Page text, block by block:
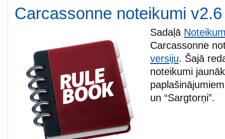
Carcassonne noteikumi v2.6
Sadaļā
Carcassonne
versiju. Šajā
noteikumi
un “Sargtorņi”.